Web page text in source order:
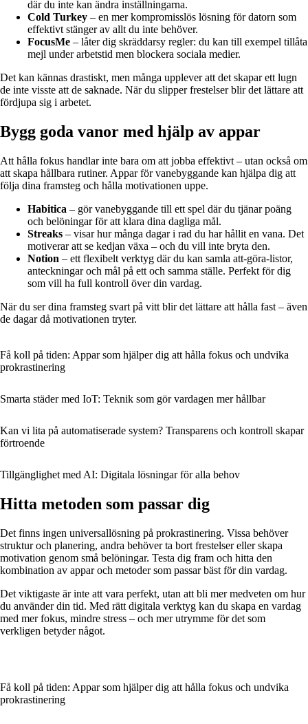
där du inte kan ändra inställningarna.
Cold Turkey – en mer kompromisslös lösning för datorn som
effektivt stänger av allt du inte behöver.
FocusMe – låter dig skräddarsy regler: du kan till exempel tillåta
mejl under arbetstid men blockera sociala medier.
Det kan kännas drastiskt, men många upplever att det skapar ett lugn
de inte visste att de saknade. När du slipper frestelser blir det lättare att
fördjupa sig i arbetet.
Bygg goda vanor med hjälp av appar
Att hålla fokus handlar inte bara om att jobba effektivt – utan också om
att skapa hållbara rutiner. Appar för vanebyggande kan hjälpa dig att
följa dina framsteg och hålla motivationen uppe.
Habitica – gör vanebyggande till ett spel där du tjänar poäng
och belöningar för att klara dina dagliga mål.
Streaks – visar hur många dagar i rad du har hållit en vana. Det
motiverar att se kedjan växa – och du vill inte bryta den.
Notion – ett flexibelt verktyg där du kan samla att-göra-listor,
anteckningar och mål på ett och samma ställe. Perfekt för dig
som vill ha full kontroll över din vardag.
När du ser dina framsteg svart på vitt blir det lättare att hålla fast – även
de dagar då motivationen tryter.
Få koll på tiden: Appar som hjälper dig att hålla fokus och undvika
prokrastinering
Smarta städer med IoT: Teknik som gör vardagen mer hållbar
Kan vi lita på automatiserade system? Transparens och kontroll skapar
förtroende
Tillgänglighet med AI: Digitala lösningar för alla behov
Hitta metoden som passar dig
Det finns ingen universallösning på prokrastinering. Vissa behöver
struktur och planering, andra behöver ta bort frestelser eller skapa
motivation genom små belöningar. Testa dig fram och hitta den
kombination av appar och metoder som passar bäst för din vardag.
Det viktigaste är inte att vara perfekt, utan att bli mer medveten om hur
du använder din tid. Med rätt digitala verktyg kan du skapa en vardag
med mer fokus, mindre stress – och mer utrymme för det som
verkligen betyder något.
Få koll på tiden: Appar som hjälper dig att hålla fokus och undvika
prokrastinering